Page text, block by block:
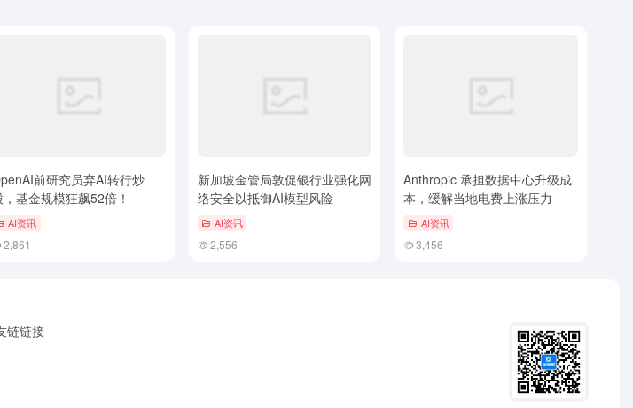
前研究员弃AI转行炒
，基金规模狂飙52倍！
AI资讯
2,861
新加坡金管局敦促银行业强化网
络安全以抵御AI模型风险
AI资讯
2,556
Anthropic 承担数据中心升级成
本，缓解当地电费上涨压力
AI资讯
3,456
链链接